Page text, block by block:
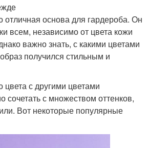
основа для гардероба. Он
всем, независимо от цвета кожи
важно знать, с какими цветами
получился стильным и
с другими цветами
с множеством оттенков,
Вот некоторые популярные